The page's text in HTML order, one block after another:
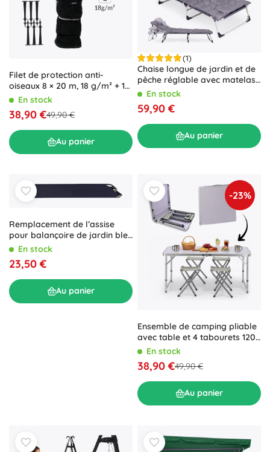
Filet de protection anti-
oiseaux 8 × 20 m, 18 g/m² + 16
crochets en plastique
En stock
38,90 €49,90 €
Au panier
(1)
Chaise longue de jardin et de
pêche réglable avec matelas
et petit coussin, gris
En stock
59,90 €
Au panier
Remplacement de l’assise
pour balançoire de jardin bleu
foncé
En stock
23,50 €
Au panier
-23%
Ensemble de camping pliable
avec table et 4 tabourets 120
× 60 × 70 cm
En stock
38,90 €49,90 €
Au panier